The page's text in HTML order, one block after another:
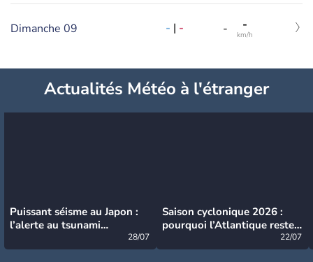
Dimanche 09 - | - - -
km/h
Actualités Météo à l'étranger
Puissant séisme au Japon :
l’alerte au tsunami
28/07
Saison cyclonique 2026 :
pourquoi l’Atlantique reste
22/07